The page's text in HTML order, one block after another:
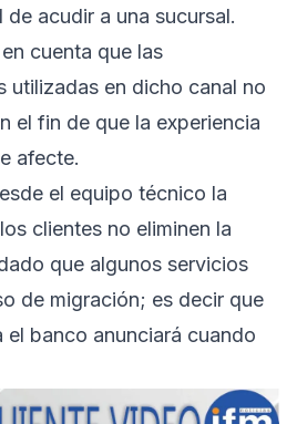
acudir a una sucursal.
cuenta que las
utilizadas en dicho canal no
el fin de que la experiencia
afecte.
el equipo técnico la
clientes no eliminen la
que algunos servicios
de migración; es decir que
el banco anunciará cuando